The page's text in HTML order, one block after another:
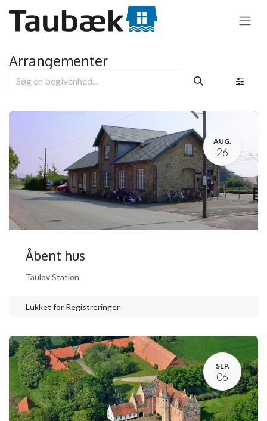
Arrangementer
AUG.
26
Åbent hus
Taulov Station
Lukket for Registreringer
SEP.
06